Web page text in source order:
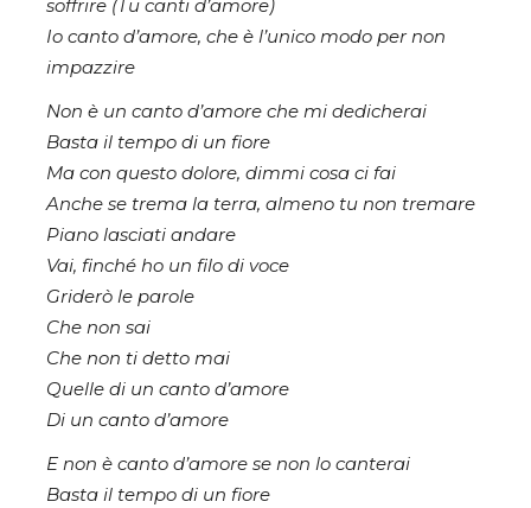
soffrire (Tu canti d’amore)
Io canto d’amore, che è l’unico modo per non
impazzire
Non è un canto d’amore che mi dedicherai
Basta il tempo di un fiore
Ma con questo dolore, dimmi cosa ci fai
Anche se trema la terra, almeno tu non tremare
Piano lasciati andare
Vai, finché ho un filo di voce
Griderò le parole
Che non sai
Che non ti detto mai
Quelle di un canto d’amore
Di un canto d’amore
E non è canto d’amore se non lo canterai
Basta il tempo di un fiore